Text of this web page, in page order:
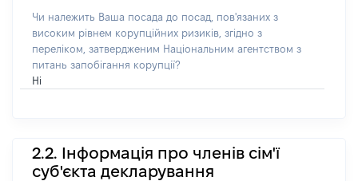
Чи належить Ваша посада до посад, пов'язаних з
високим рівнем корупційних ризиків, згідно з
переліком, затвердженим Національним агентством з
питань запобігання корупції?
Ні
2.2. Інформація про членів сім'ї
суб'єкта декларування